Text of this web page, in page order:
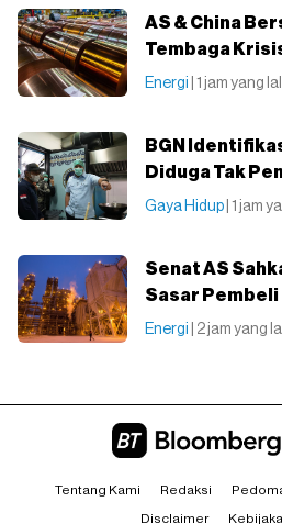
AS & China
Tembaga
Energi | 1 jam yang
BGN
Diduga Tak
Gaya Hidup | 1 jam
Senat AS
Sasar
Energi | 2 jam yang
Tentang Kami Redaksi
Disclaimer